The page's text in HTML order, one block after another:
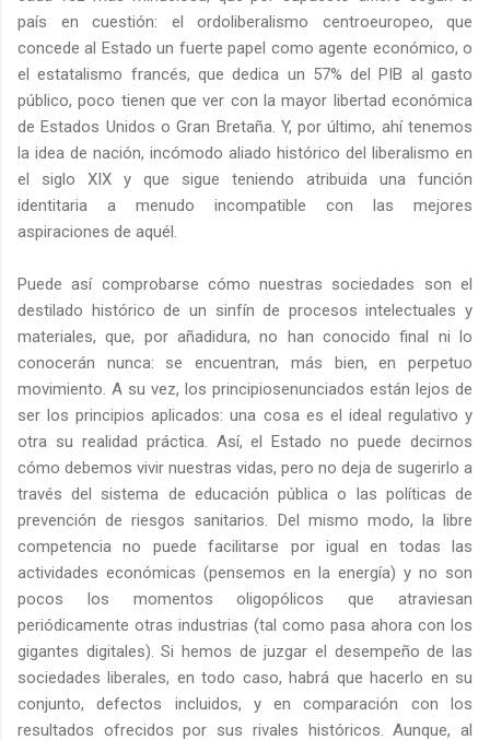
país en cuestión: el ordoliberalismo centroeuropeo, que
concede al Estado un fuerte papel como agente económico, o
el estatalismo francés, que dedica un 57% del PIB al gasto
público, poco tienen que ver con la mayor libertad económica
de Estados Unidos o Gran Bretaña. Y, por último, ahí tenemos
la idea de nación, incómodo aliado histórico del liberalismo en
el siglo XIX y que sigue teniendo atribuida una función
identitaria a menudo incompatible con las mejores
aspiraciones de aquél.
Puede así comprobarse cómo nuestras sociedades son el
destilado histórico de un sinfín de procesos intelectuales y
materiales, que, por añadidura, no han conocido final ni lo
conocerán nunca: se encuentran, más bien, en perpetuo
movimiento. A su vez, los principiosenunciados están lejos de
ser los principios aplicados: una cosa es el ideal regulativo y
otra su realidad práctica. Así, el Estado no puede decirnos
cómo debemos vivir nuestras vidas, pero no deja de sugerirlo a
través del sistema de educación pública o las políticas de
prevención de riesgos sanitarios. Del mismo modo, la libre
competencia no puede facilitarse por igual en todas las
actividades económicas (pensemos en la energía) y no son
pocos los momentos oligopólicos que atraviesan
periódicamente otras industrias (tal como pasa ahora con los
gigantes digitales). Si hemos de juzgar el desempeño de las
sociedades liberales, en todo caso, habrá que hacerlo en su
conjunto, defectos incluidos, y en comparación con los
resultados ofrecidos por sus rivales históricos. Aunque, al